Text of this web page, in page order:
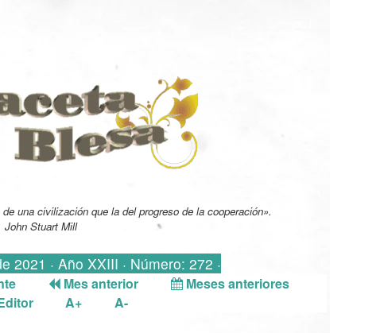
una civilización que la del progreso de la cooperación».
John Stuart Mill
2021 · Año XXIII · Número: 272 ·
Mes anterior
Meses anteriores
A+ A-